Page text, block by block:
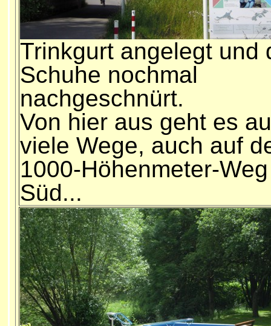
Trinkgurt angelegt und
Schuhe nochmal
nachgeschnürt.
Von hier aus geht es
viele Wege, auch auf
1000-Höhenmeter-Weg
Süd...